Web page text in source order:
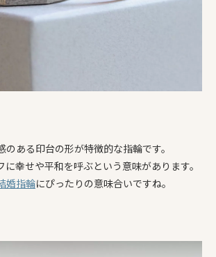
のある印台の形が特徴的な指輪です。
幸せや平和を呼ぶという意味があります。
婚指輪にぴったりの意味合いですね。